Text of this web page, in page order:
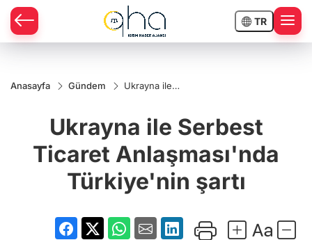
TR
Anasayfa Gündem
Ukrayna ile
Anlaşması'nda
Türkiye'nin
Ukrayna ile Serbest
Ticaret Anlaşması'nda
Türkiye'nin şartı